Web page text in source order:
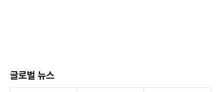
글로벌 뉴스